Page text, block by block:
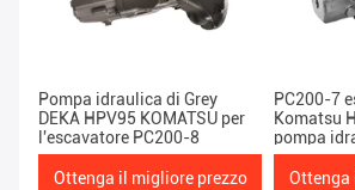
Pompa idraulica di Grey
DEKA HPV95 KOMATSU per
l'escavatore PC200-8
Ottenga il migliore prezzo
PC200-7
Komatsu
pompa
Hpv95
Ottenga